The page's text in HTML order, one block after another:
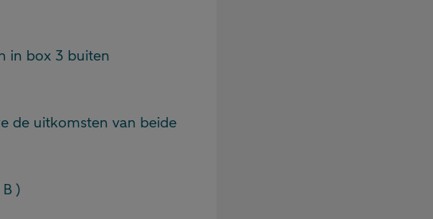
in box 3 buiten
de uitkomsten van beide
)